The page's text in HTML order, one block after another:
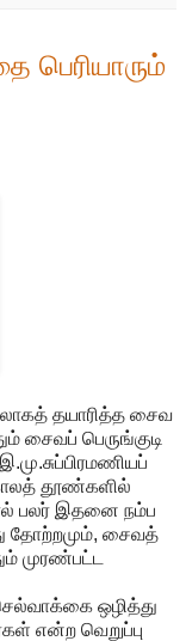
பெரியாரும்
தயாரித்த சைவ
சைவப் பெருங்குடி
தூண்களில்
பலர் இதனை நம்ப
தோற்றமும், சைவத்
முரண்பட்ட
ஒழித்து
என்ற வெறுப்பு